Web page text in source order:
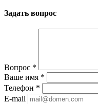
Задать вопрос
Вопрос *
Ваше имя *
Телефон *
E-mail